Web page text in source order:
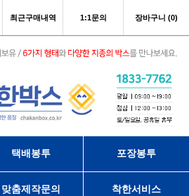
최근구매내역 1:1문의 장바구니 (0)
택배봉투 포장봉투
맞춤제작문의 착한서비스